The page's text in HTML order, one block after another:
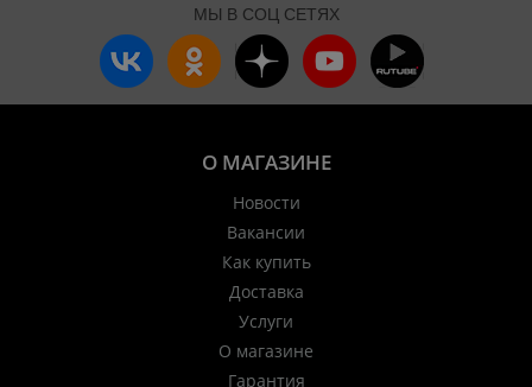
МЫ В СОЦ СЕТЯХ
О МАГАЗИНЕ
Новости
Вакансии
Как купить
Доставка
Услуги
О магазине
Гарантия